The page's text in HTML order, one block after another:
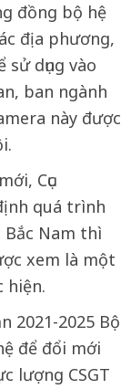
đồng bộ hệ
địa phương,
dụng vào
ban ngành
này được
Cục
quá trình
Nam thì
xem là một
hiện.
2021-2025 Bộ
để đổi mới
lượng CSGT